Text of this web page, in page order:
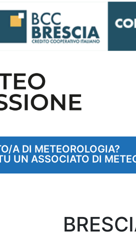
A DI METEOROLOGIA?
UN ASSOCIATO DI